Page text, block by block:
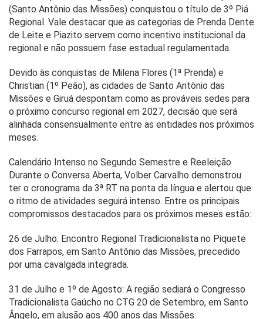
(Santo Antônio das Missões) conquistou o título de 3º Piá
Regional. Vale destacar que as categorias de Prenda Dente
de Leite e Piazito servem como incentivo institucional da
regional e não possuem fase estadual regulamentada.
Devido às conquistas de Milena Flores (1ª Prenda) e
Christian (1º Peão), as cidades de Santo Antônio das
Missões e Giruá despontam como as prováveis sedes para
o próximo concurso regional em 2027, decisão que será
alinhada consensualmente entre as entidades nos próximos
meses.
Calendário Intenso no Segundo Semestre e Reeleição
Durante o Conversa Aberta, Volber Carvalho demonstrou
ter o cronograma da 3ª RT na ponta da língua e alertou que
o ritmo de atividades seguirá intenso. Entre os principais
compromissos destacados para os próximos meses estão:
26 de Julho: Encontro Regional Tradicionalista no Piquete
dos Farrapos, em Santo Antônio das Missões, precedido
por uma cavalgada integrada.
31 de Julho e 1º de Agosto: A região sediará o Congresso
Tradicionalista Gaúcho no CTG 20 de Setembro, em Santo
Ângelo, em alusão aos 400 anos das Missões.